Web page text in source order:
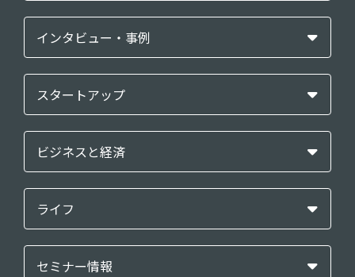
インタビュー・事例
スタートアップ
ビジネスと経済
ライフ
セミナー情報